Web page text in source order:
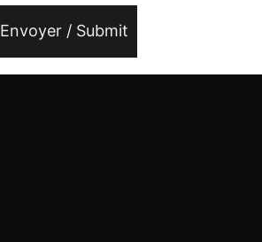
Envoyer / Submit